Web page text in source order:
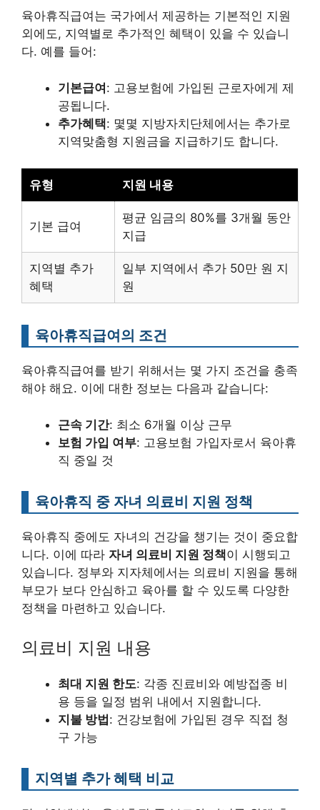
육아휴직급여는 국가에서 제공하는 기본적인 지원
외에도, 지역별로 추가적인 혜택이 있을 수 있습니
다. 예를 들어:
기본급여: 고용보험에 가입된 근로자에게 제
공됩니다.
추가혜택: 몇몇 지방자치단체에서는 추가로
지역맞춤형 지원금을 지급하기도 합니다.
유형 지원 내용
기본 급여
평균 임금의 80%를 3개월 동안
지급
지역별 추가
혜택
일부 지역에서 추가 50만 원 지
원
육아휴직급여의 조건
육아휴직급여를 받기 위해서는 몇 가지 조건을 충족
해야 해요. 이에 대한 정보는 다음과 같습니다:
근속 기간: 최소 6개월 이상 근무
보험 가입 여부: 고용보험 가입자로서 육아휴
직 중일 것
육아휴직 중 자녀 의료비 지원 정책
육아휴직 중에도 자녀의 건강을 챙기는 것이 중요합
니다. 이에 따라 자녀 의료비 지원 정책이 시행되고
있습니다. 정부와 지자체에서는 의료비 지원을 통해
부모가 보다 안심하고 육아를 할 수 있도록 다양한
정책을 마련하고 있습니다.
의료비 지원 내용
최대 지원 한도: 각종 진료비와 예방접종 비
용 등을 일정 범위 내에서 지원합니다.
지불 방법 : 건강보험에 가입된 경우 직접 청
구 가능
지역별 추가 혜택 비교